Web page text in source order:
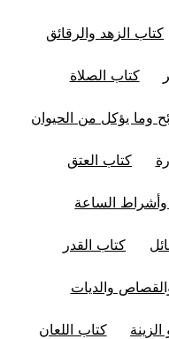
كتاب الزهد والرقائق
كتاب الصلاة
وما يؤكل من الحيوان
كتاب العتق
وأشراط الساعة
كتاب القدر
والديات
كتاب اللعان